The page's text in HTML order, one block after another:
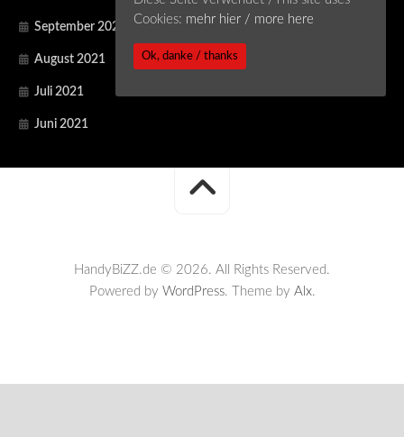
September 2021
August 2021
Juli 2021
Juni 2021
HandyBiZZ.de © 2026. All Rights Reserved.
Powered by WordPress. Theme by Alx.
Cookies: mehr hier / more here
Ok, danke / thanks